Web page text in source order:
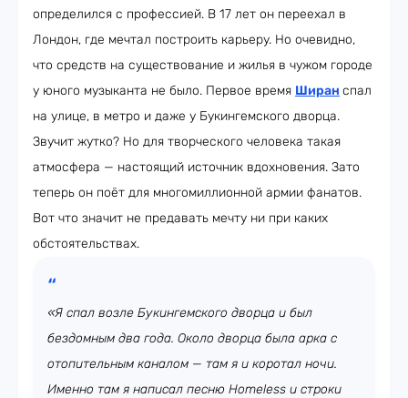
определился с профессией. В 17 лет он переехал в
Лондон, где мечтал построить карьеру. Но очевидно,
что средств на существование и жилья в чужом городе
у юного музыканта не было. Первое время Ширан спал
на улице, в метро и даже у Букингемского дворца.
Звучит жутко? Но для творческого человека такая
атмосфера — настоящий источник вдохновения. Зато
теперь он поёт для многомиллионной армии фанатов.
Вот что значит не предавать мечту ни при каких
обстоятельствах.
«Я спал возле Букингемского дворца и был
бездомным два года. Около дворца была арка с
отопительным каналом — там я и коротал ночи.
Именно там я написал песню Homeless и строки